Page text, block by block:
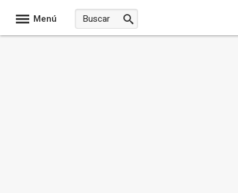
Menú